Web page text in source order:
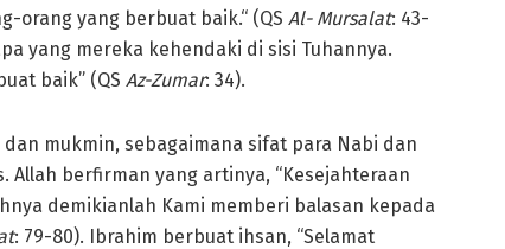
orang yang berbuat baik.“ (QS Al- Mursalat: 43-
yang mereka kehendaki di sisi Tuhannya.
baik” (QS Az-Zumar: 34).
mukmin, sebagaimana sifat para Nabi dan
Allah berfirman yang artinya, “Kesejahteraan
demikianlah Kami memberi balasan kepada
: 79-80). Ibrahim berbuat ihsan, “Selamat